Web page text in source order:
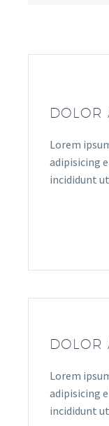
DOLOR
Lorem
adipisicing
incididunt
DOLOR
Lorem
adipisicing
incididunt